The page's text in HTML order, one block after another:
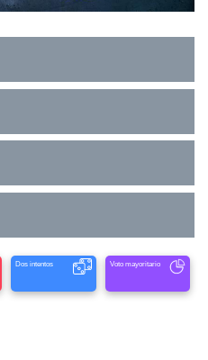
Dos intentos Voto mayoritario